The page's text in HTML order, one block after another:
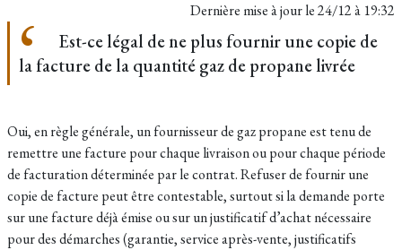
Dernière mise à jour le24/12 à 19:32
Est-ce légal de ne plus fournir une copie de
la facture de la quantité gaz de propane livrée
Oui, en règle générale, un fournisseur de gaz propane est tenu de
remettre une facture pour chaque livraison ou pour chaque période
de facturation déterminée par le contrat. Refuser de fournir une
copie de facture peut être contestable, surtout si la demande porte
sur une facture déjà émise ou sur un justificatif d’achat nécessaire
pour des démarches (garantie, service après-vente, justificatifs